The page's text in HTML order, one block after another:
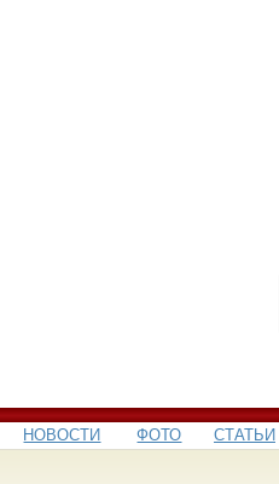
НОВОСТИ ФОТО СТАТЬИ